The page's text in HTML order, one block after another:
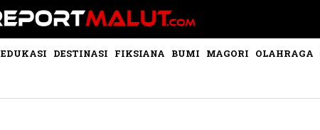
EDUKASI DESTINASI FIKSIANA BUMI MAGORI OLAHRAGA